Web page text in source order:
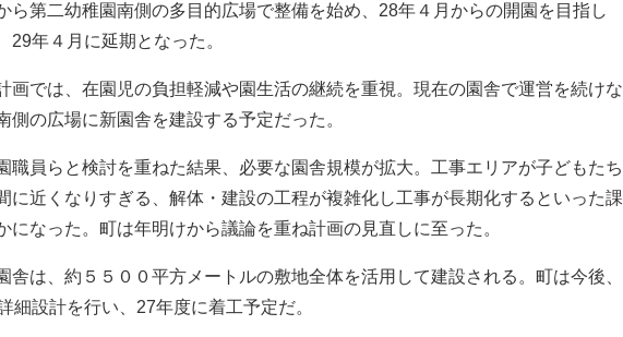
ら第二幼稚園南側の多目的広場で整備を始め、28年４月からの開園を目指し
29年４月に延期となった。
画では、在園児の負担軽減や園生活の継続を重視。現在の園舎で運営を続けな
側の広場に新園舎を建設する予定だった。
職員らと検討を重ねた結果、必要な園舎規模が拡大。工事エリアが子どもたち
に近くなりすぎる、解体・建設の工程が複雑化し工事が長期化するといった課
になった。町は年明けから議論を重ね計画の見直しに至った。
は、約５５００平方メートルの敷地全体を活用して建設される。町は今後、
細設計を行い、27年度に着工予定だ。